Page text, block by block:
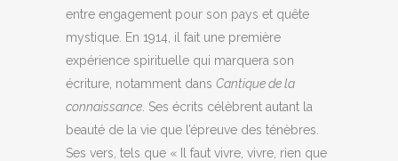
entre engagement pour son pays et quête
mystique. En 1914, il fait une première
expérience spirituelle qui marquera son
écriture, notamment dans Cantique de la
connaissance . Ses écrits célèbrent autant la
beauté de la vie que l’épreuve des ténèbres.
Ses vers, tels que « Il faut vivre, vivre, rien que